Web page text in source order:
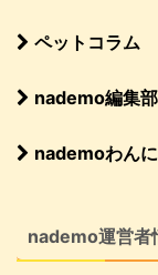
ペットコラム
nademo編集
nademoわん
nademo運営者